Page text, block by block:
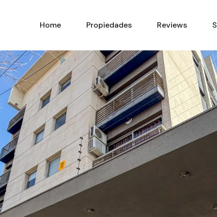
Home Propiedades
Home Propiedades Reviews